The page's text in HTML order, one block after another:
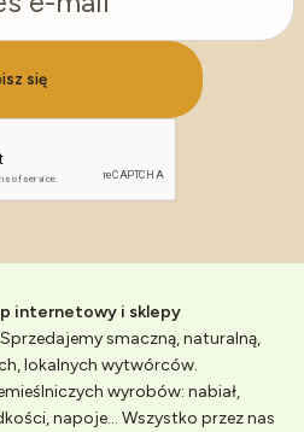
się
internetowy i sklepy
Sprzedajemy smaczną, naturalną,
lokalnych wytwórców.
wyrobów: nabiał,
napoje... Wszystko przez nas